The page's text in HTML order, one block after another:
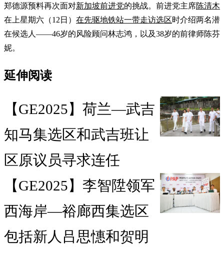
郑德源预料再次面对新加坡前进党的挑战。前进党主席陈清木
在上星期六（12日） 在先驱地铁站一带走访选区时介绍两名潜
在候选人——46岁的风险顾问林志鸿，以及38岁的前律师陈芬
妮。
延伸阅读
【GE2025】荷兰—武吉
知马集选区和武吉班让
区原议员寻求连任
【GE2025】李智陞领军
西海岸—裕廊西集选区
包括新人吕思憓和贺明